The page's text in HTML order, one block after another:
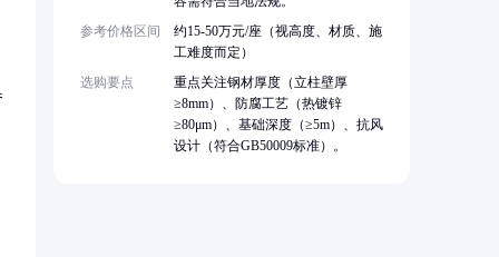
参考价格区间
约15-50万元/座（视高度、材质、施
工难度而定）
选购要点
重点关注钢材厚度（立柱壁厚
≥8mm）、防腐工艺（热镀锌
≥80μm）、基础深度（≥5m）、抗风
设计（符合GB50009标准）。